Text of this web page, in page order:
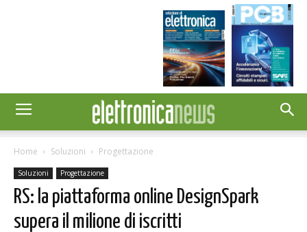
Home Soluzioni Progettazione
Soluzioni Progettazione
RS: la piattaforma online DesignSpark
supera il milione di iscritti